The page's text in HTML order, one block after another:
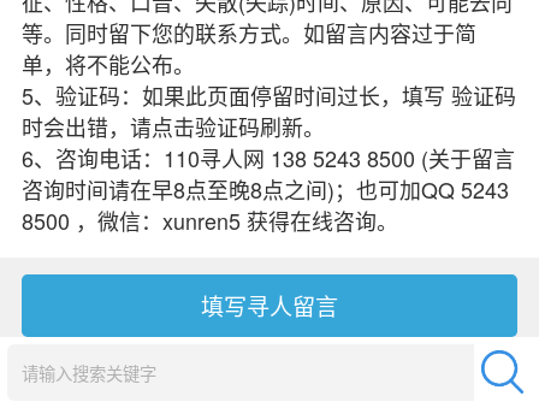
等。同时留下您的联系方式。如留言内容过于简
单，将不能公布。
5、验证码：如果此页面停留时间过长，填写 验证码
时会出错，请点击验证码刷新。
6、咨询电话：110寻人网 138 5243 8500 (关于留言
咨询时间请在早8点至晚8点之间)；也可加QQ 5243
8500 ，微信：xunren5 获得在线咨询。